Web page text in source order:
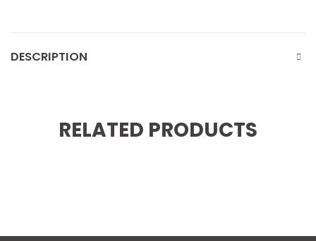
DESCRIPTION
RELATED PRODUCTS